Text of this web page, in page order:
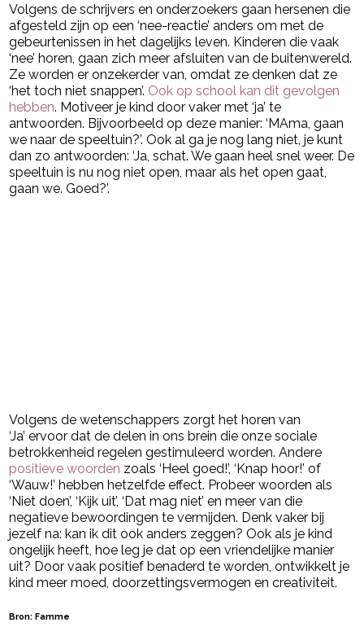
Volgens de schrijvers en onderzoekers gaan hersenen die
afgesteld zijn op een ‘nee-reactie’ anders om met de
gebeurtenissen in het dagelijks leven. Kinderen die vaak
‘nee’ horen, gaan zich meer afsluiten van de buitenwereld.
Ze worden er onzekerder van, omdat ze denken dat ze
‘het toch niet snappen’. Ook op school kan dit gevolgen
hebben. Motiveer je kind door vaker met ‘ja’ te
antwoorden. Bijvoorbeeld op deze manier: ‘MAma, gaan
we naar de speeltuin?’. Ook al ga je nog lang niet, je kunt
dan zo antwoorden: ‘Ja, schat. We gaan heel snel weer. De
speeltuin is nu nog niet open, maar als het open gaat,
gaan we. Goed?’.
Volgens de wetenschappers zorgt het horen van
‘Ja’ ervoor dat de delen in ons brein die onze sociale
betrokkenheid regelen gestimuleerd worden. Andere
positieve woorden zoals ‘Heel goed!’, ‘Knap hoor!’ of
‘Wauw!’ hebben hetzelfde effect. Probeer woorden als
‘Niet doen’, ‘Kijk uit’, ‘Dat mag niet’ en meer van die
negatieve bewoordingen te vermijden. Denk vaker bij
jezelf na: kan ik dit ook anders zeggen? Ook als je kind
ongelijk heeft, hoe leg je dat op een vriendelijke manier
uit? Door vaak positief benaderd te worden, ontwikkelt je
kind meer moed, doorzettingsvermogen en creativiteit.
Bron: Famme